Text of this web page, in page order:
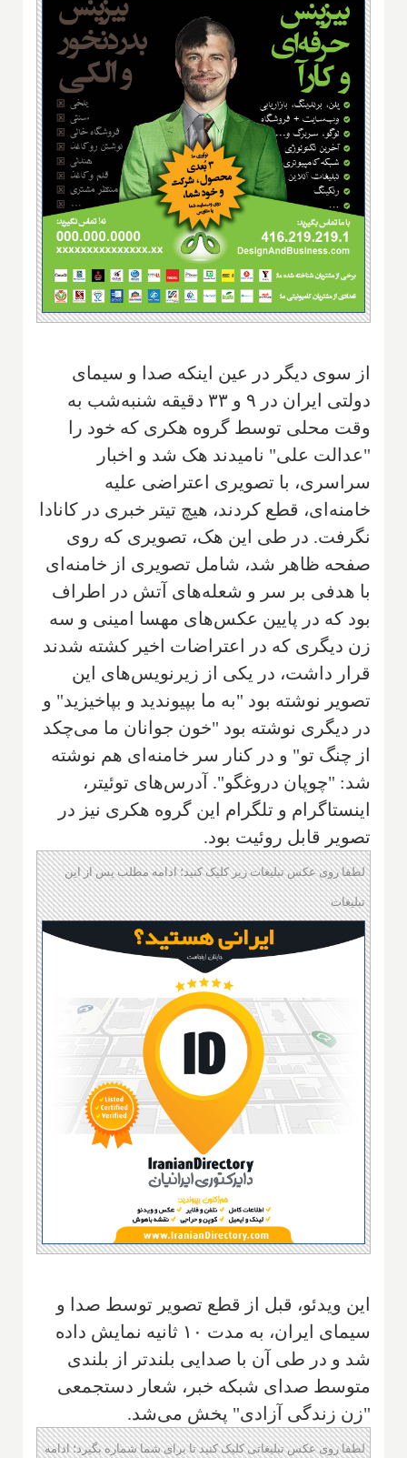
از سوی دیگر در عین اینکه صدا و سیمای
دولتی ایران در ۹ و ۳۳ دقیقه شنبه‌شب به
وقت محلی توسط گروه هکری که ‌خود را
"عدالت علی" نامیدند‌ هک شد و‌ اخبار
سراسری، با تصویری اعتراضی علیه
خامنه‌ای، قطع کردند، هیچ تیتر خبری در کانادا
نگرفت. در طی این هک، تصویری‌ که روی
صفحه ظاهر شد، شامل تصویری از خامنه‌ای
با هدفی بر سر ‌و شعله‌های آتش در اطراف
بود که در پایین عکس‌های مهسا امینی و سه
زن دیگری که در اعتراضات اخیر کشته شدند‌
قرار داشت، در یکی از زیرنویس‌های این
تصویر نوشته بود "به ما بپیوندید و بپاخیزید" و
در دیگری نوشته بود "خون جوانان ما می‌چکد
از چنگ تو" و در کنار سر خامنه‌ای هم نوشته
شد: "چوپان دروغگو". آدرس‌های توئیتر،
اینستاگرام و تلگرام این گروه هکری نیز در
تصویر قابل روئیت بود.
لطفا روی عکس تبلیغات زیر کلیک کنید؛ ادامه مطلب پس از این
تبلیغات
این ویدئو، قبل از قطع‌ تصویر توسط صدا و
سیمای ایران، به مدت‌‌ ۱۰ ثانیه نمایش داده
شد و در طی آن با صدایی بلندتر از بلندی
متوسط صدای شبکه خبر، شعار دستجمعی
"زن زندگی آزادی" پخش می‌شد.
لطفا روی عکس تبلیغاتی کلیک کنید تا برای شما شماره بگیرد؛ ادامه